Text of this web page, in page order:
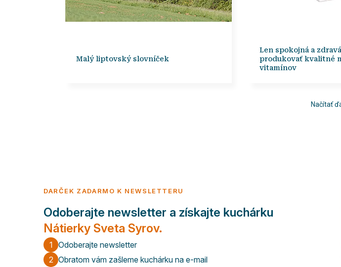
Malý liptovský slovníček
Len spokojná a
produkovať kvalitné
vitamínov
Načítať
DARČEK ZADARMO K NEWSLETTERU
Odoberajte newsletter a získajte kuchárku
Nátierky Sveta Syrov.
1 Odoberajte newsletter
2 Obratom vám zašleme kuchárku na e-mail